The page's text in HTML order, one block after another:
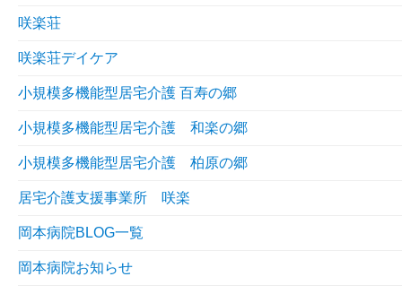
咲楽荘
咲楽荘デイケア
小規模多機能型居宅介護 百寿の郷
小規模多機能型居宅介護 和楽の郷
小規模多機能型居宅介護 柏原の郷
居宅介護支援事業所 咲楽
岡本病院BLOG一覧
岡本病院お知らせ